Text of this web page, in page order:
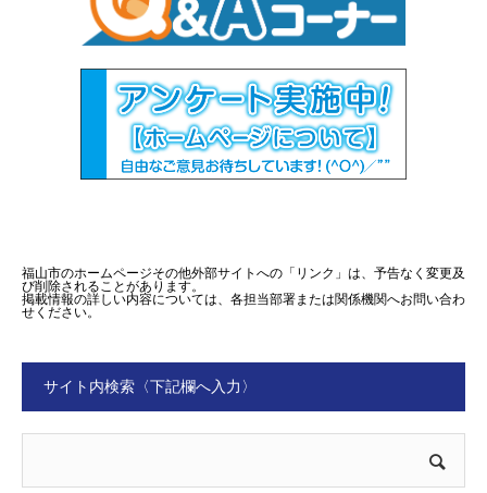
福山市のホームページその他外部サイトへの「リンク」は、予告なく変更及
び削除されることがあります。
掲載情報の詳しい内容については、各担当部署または関係機関へお問い合わ
せください。
サイト内検索〈下記欄へ入力〉